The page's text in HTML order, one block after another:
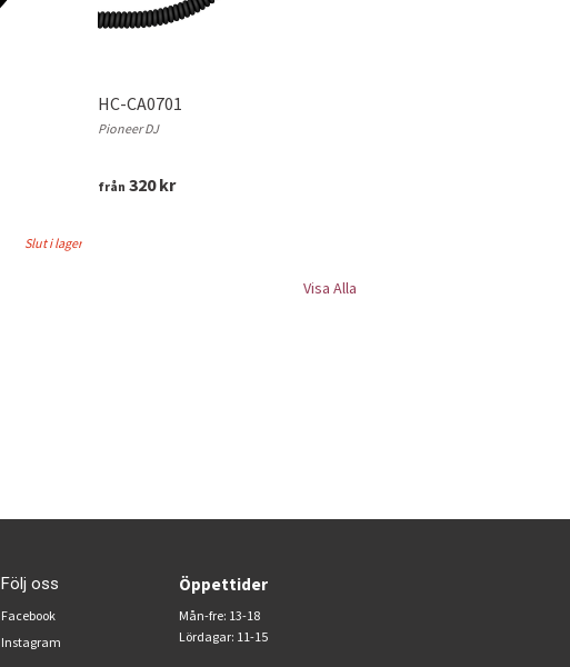
Slut i lager
HC-CA0701
Pioneer DJ
från 320 kr
Visa Alla
Följ oss
Facebook
Instagram
Öppettider
Mån-fre: 13-18
Lördagar: 11-15